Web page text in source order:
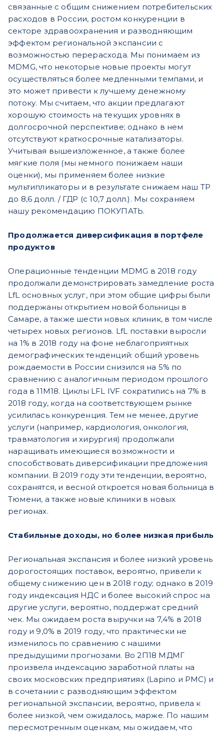
связанные с общим снижением потребительских
расходов в России, ростом конкуренции в
секторе здравоохранения и разводняющим
эффектом региональной экспансии с
возможностью перерасхода. Мы понимаем из
MDMG, что некоторые новые проекты могут
осуществляться более медленными темпами, и
это может привести к лучшему денежному
потоку. Мы считаем, что акции предлагают
хорошую стоимость на текущих уровнях в
долгосрочной перспективе; однако в нем
отсутствуют краткосрочные катализаторы.
Учитывая вышеизложенное, а также более
мягкие поля (мы немного понижаем наши
оценки), мы применяем более низкие
мультипликаторы и в результате снижаем наш TP
до 8,6 долл. / ГДР (с 10,7 долл.). Мы сохраняем
нашу рекомендацию ПОКУПАТЬ.
Продолжается диверсификация в портфеле
продуктов
Операционные тенденции MDMG в 2018 году
продолжали демонстрировать замедление роста
LfL основных услуг, при этом общие цифры были
поддержаны открытием новой больницы в
Самаре, а также шести новых клиник, в том числе
четырех новых регионов. LfL поставки выросли
на 1% в 2018 году на фоне неблагоприятных
демографических тенденций: общий уровень
рождаемости в России снизился на 5% по
сравнению с аналогичным периодом прошлого
года в 11M18. Циклы LFL IVF сократились на 7% в
2018 году, когда на соответствующем рынке
усилилась конкуренция. Тем не менее, другие
услуги (например, кардиология, онкология,
травматология и хирургия) продолжали
наращивать имеющиеся возможности и
способствовать диверсификации предложения
компании. В 2019 году эти тенденции, вероятно,
сохранятся, и весной откроется новая больница в
Тюмени, а также новые клиники в новых
регионах.
Стабильные доходы, но более низкая прибыль
Региональная экспансия и более низкий уровень
дорогостоящих поставок, вероятно, привели к
общему снижению цен в 2018 году; однако в 2019
году индексация НДС и более высокий спрос на
другие услуги, вероятно, поддержат средний
чек. Мы ожидаем роста выручки на 7,4% в 2018
году и 9,0% в 2019 году, что практически не
изменилось по сравнению с нашими
предыдущими прогнозами. Во 2П18 МДМГ
произвела индексацию заработной платы на
своих московских предприятиях (Lapino и PMC) и
в сочетании с разводняющим эффектом
региональной экспансии, вероятно, привела к
более низкой, чем ожидалось, марже. По нашим
пересмотренным оценкам, мы ожидаем, что